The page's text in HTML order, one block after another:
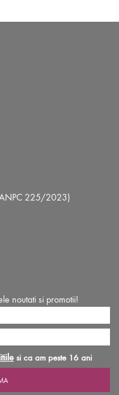
225/2023)
noutati si promotii!
si ca am peste 16 ani